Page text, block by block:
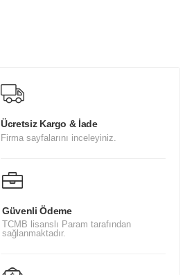
Ücretsiz Kargo & İade
Firma sayfalarını inceleyiniz.
Güvenli Ödeme
TCMB lisanslı Param tarafından
sağlanmaktadır.